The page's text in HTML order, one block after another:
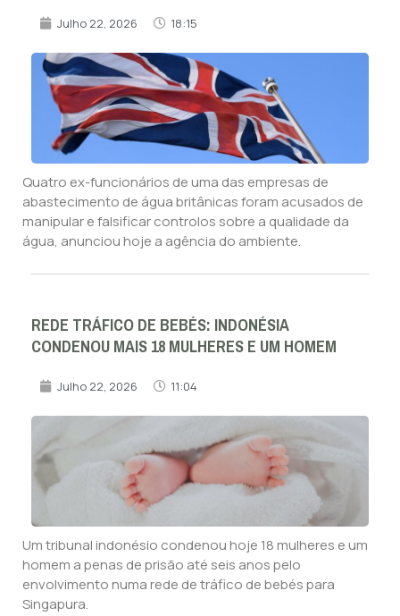
Julho 22, 2026 18:15
Quatro ex-funcionários de uma das empresas de
abastecimento de água britânicas foram acusados de
manipular e falsificar controlos sobre a qualidade da
água, anunciou hoje a agência do ambiente.
REDE TRÁFICO DE BEBÉS: INDONÉSIA
CONDENOU MAIS 18 MULHERES E UM HOMEM
Julho 22, 2026 11:04
Um tribunal indonésio condenou hoje 18 mulheres e um
homem a penas de prisão até seis anos pelo
envolvimento numa rede de tráfico de bebés para
Singapura.